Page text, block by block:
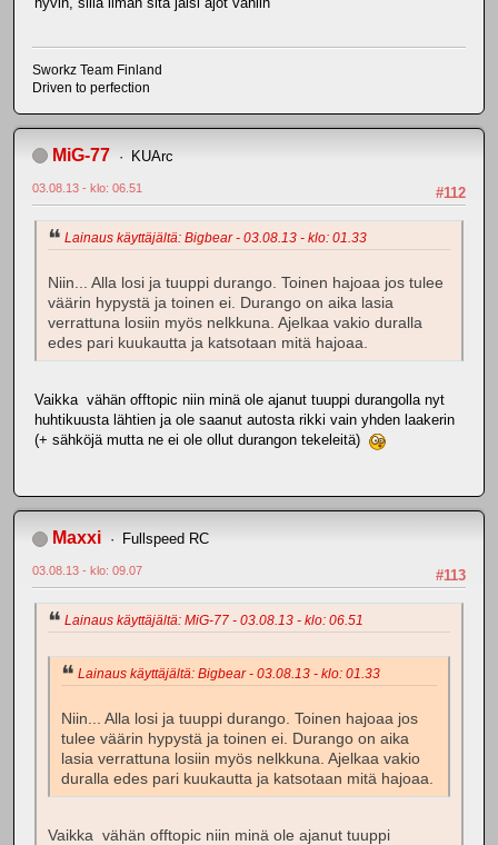
Sworkz Team Finland
Driven to perfection
MiG-77 KUArc
#112
03.08.13 - klo: 06.51
Lainaus käyttäjältä: Bigbear - 03.08.13 - klo: 01.33
Niin... Alla losi ja tuuppi durango. Toinen hajoaa jos tulee
väärin hypystä ja toinen ei. Durango on aika lasia
verrattuna losiin myös nelkkuna. Ajelkaa vakio duralla
edes pari kuukautta ja katsotaan mitä hajoaa.
Vaikka vähän offtopic niin minä ole ajanut tuuppi durangolla nyt
huhtikuusta lähtien ja ole saanut autosta rikki vain yhden laakerin
(+ sähköjä mutta ne ei ole ollut durangon tekeleitä)
Maxxi Fullspeed RC
#113
03.08.13 - klo: 09.07
Lainaus käyttäjältä: MiG-77 - 03.08.13 - klo: 06.51
Lainaus käyttäjältä: Bigbear - 03.08.13 - klo: 01.33
Niin... Alla losi ja tuuppi durango. Toinen hajoaa jos
tulee väärin hypystä ja toinen ei. Durango on aika
lasia verrattuna losiin myös nelkkuna. Ajelkaa vakio
duralla edes pari kuukautta ja katsotaan mitä hajoaa.
Vaikka vähän offtopic niin minä ole ajanut tuuppi